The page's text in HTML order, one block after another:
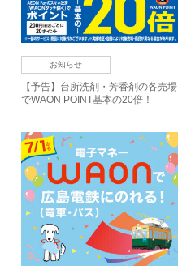
お知らせ
【予告】台所洗剤・芳香剤の各売場
でWAON POINT基本の20倍！